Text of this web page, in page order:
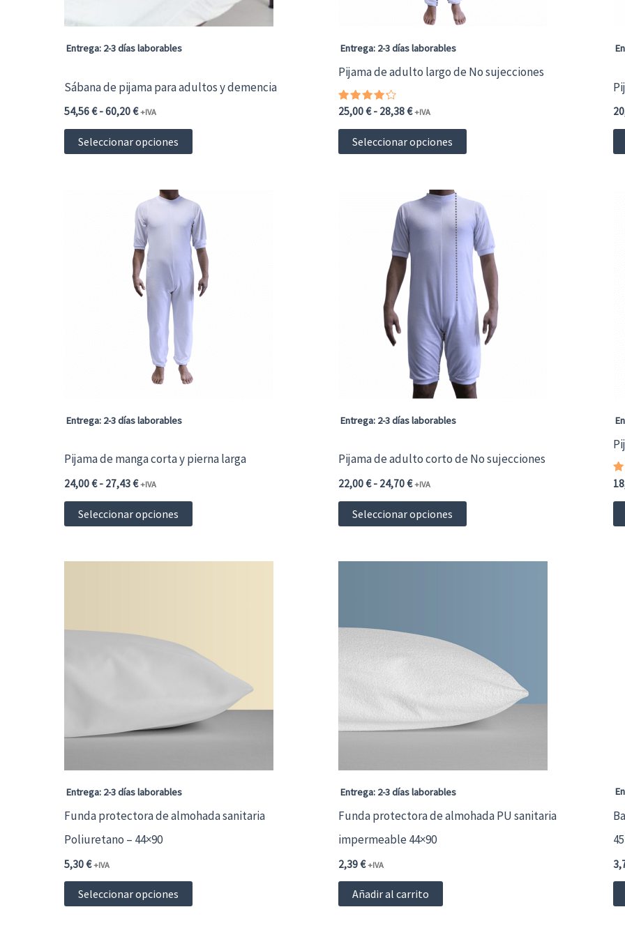
de
Entrega: 2-3 días laborables
Sábana de pijama para adultos y demencia
54,56€ -60,20€Rango
precios:
desde
60,20 €72,84 €
+IVA
Seleccionar opciones
Este
producto
múltiples
variantes.
Las
opciones
se
elegir
producto
Entrega: 2-3 días laborables
Pijama de adulto largo de No sujecciones
Valorado
con
4.00
de 5
25,00€- 28,38€Rango
precios:
desde
28,38 €34,34 €
+IVA
Seleccionar opciones
Este
producto
múltiples
variantes.
Las
opciones
se
pueden
elegir
en
la
producto
Entrega: 2-3 días laborables
Pijama de manga corta y pierna larga
24,00€ - 27,43€Rango
precios:
desde
27,43 €33,19 €
+IVA
Seleccionar opciones
Este
producto
opciones
elegir
la
de
Entrega: 2-3 días laborables
Pijama de adulto corto de No sujecciones
22,00€- 24,70€Rango
precios:
desde
24,70 €29,89 €
+IVA
Seleccionar opciones
Este
producto
opciones
pueden
elegir
la
de
Entrega: 2-3 días laborables
Funda protectora de almohada sanitaria
Poliuretano – 44×90
5,30€ +IVA
Seleccionar opciones
Este
producto
Entrega: 2-3 días laborables
Funda protectora de almohada PU sanitaria
impermeable 44×90
2,39€ +IVA
Añadir al carrito